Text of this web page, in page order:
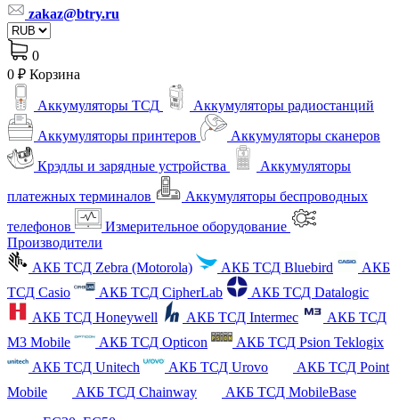
zakaz@btry.ru
0
0 ₽ Корзина
Аккумуляторы ТСД
Аккумуляторы радиостанций
Аккумуляторы принтеров
Аккумуляторы сканеров
Крэдлы и зарядные устройства
Аккумуляторы
платежных терминалов
Аккумуляторы беспроводных
телефонов
Измерительное оборудование
Производители
АКБ ТСД Zebra (Motorola)
АКБ ТСД Bluebird
АКБ
ТСД Casio
АКБ ТСД CipherLab
АКБ ТСД Datalogic
АКБ ТСД Honeywell
АКБ ТСД Intermec
АКБ ТСД
M3 Mobile
АКБ ТСД Opticon
АКБ ТСД Psion Teklogix
АКБ ТСД Unitech
АКБ ТСД Urovo
АКБ ТСД Point
Mobile
АКБ ТСД Chainway
АКБ ТСД MobileBase